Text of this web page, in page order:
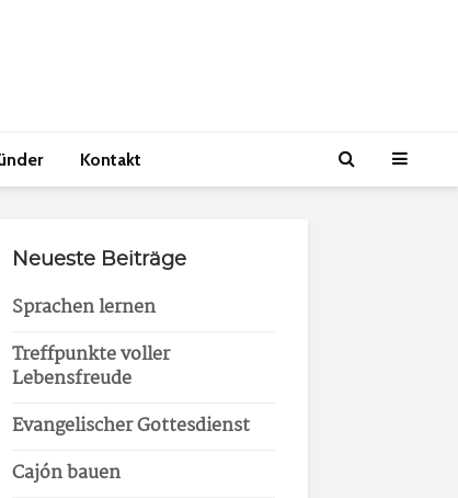
Kontakt
Neueste Beiträge
Sprachen lernen
Treffpunkte voller
Lebensfreude
Evangelischer Gottesdienst
Cajón bauen